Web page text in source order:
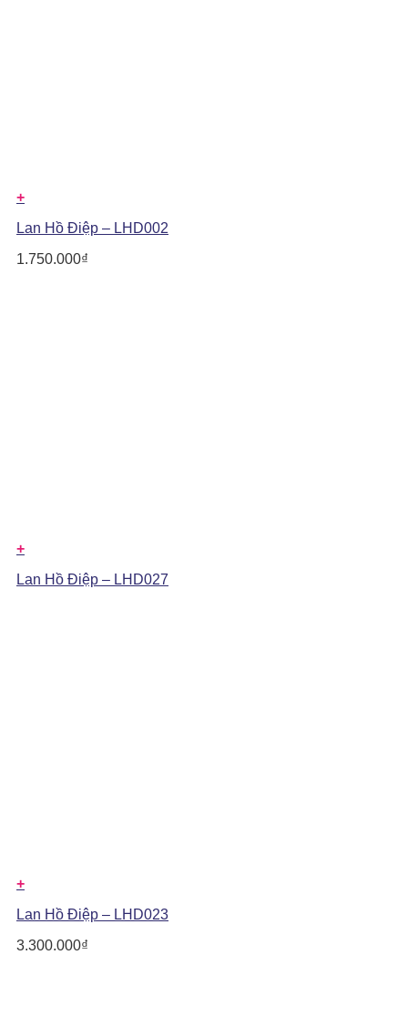
+
Lan Hồ Điệp – LHD002
1.750.000₫
+
Lan Hồ Điệp – LHD027
+
Lan Hồ Điệp – LHD023
3.300.000₫